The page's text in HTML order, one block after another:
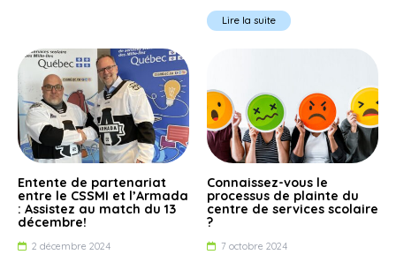
Lire la suite
Entente de partenariat
entre le CSSMI et l’Armada
: Assistez au match du 13
décembre!
2 décembre 2024
Connaissez-vous le
processus de plainte du
centre de services scolaire
?
7 octobre 2024